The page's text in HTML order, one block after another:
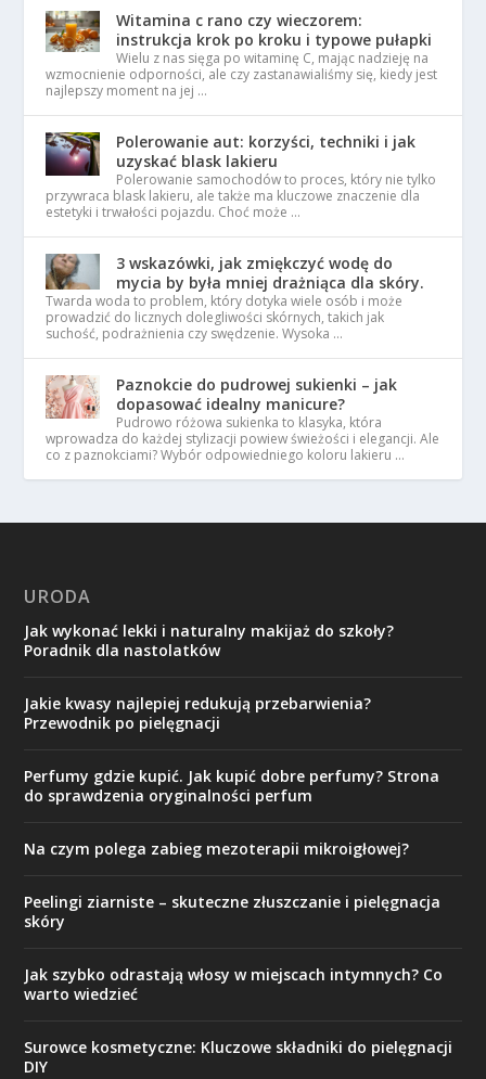
Witamina c rano czy wieczorem:
instrukcja krok po kroku i typowe pułapki
Wielu z nas sięga po witaminę C, mając nadzieję na
wzmocnienie odporności, ale czy zastanawialiśmy się, kiedy jest
najlepszy moment na jej …
Polerowanie aut: korzyści, techniki i jak
uzyskać blask lakieru
Polerowanie samochodów to proces, który nie tylko
przywraca blask lakieru, ale także ma kluczowe znaczenie dla
estetyki i trwałości pojazdu. Choć może …
3 wskazówki, jak zmiękczyć wodę do
mycia by była mniej drażniąca dla skóry.
Twarda woda to problem, który dotyka wiele osób i może
prowadzić do licznych dolegliwości skórnych, takich jak
suchość, podrażnienia czy swędzenie. Wysoka …
Paznokcie do pudrowej sukienki – jak
dopasować idealny manicure?
Pudrowo różowa sukienka to klasyka, która
wprowadza do każdej stylizacji powiew świeżości i elegancji. Ale
co z paznokciami? Wybór odpowiedniego koloru lakieru …
URODA
Jak wykonać lekki i naturalny makijaż do szkoły?
Poradnik dla nastolatków
Jakie kwasy najlepiej redukują przebarwienia?
Przewodnik po pielęgnacji
Perfumy gdzie kupić. Jak kupić dobre perfumy? Strona
do sprawdzenia oryginalności perfum
Na czym polega zabieg mezoterapii mikroigłowej?
Peelingi ziarniste – skuteczne złuszczanie i pielęgnacja
skóry
Jak szybko odrastają włosy w miejscach intymnych? Co
warto wiedzieć
Surowce kosmetyczne: Kluczowe składniki do pielęgnacji
DIY